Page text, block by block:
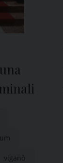
viganò